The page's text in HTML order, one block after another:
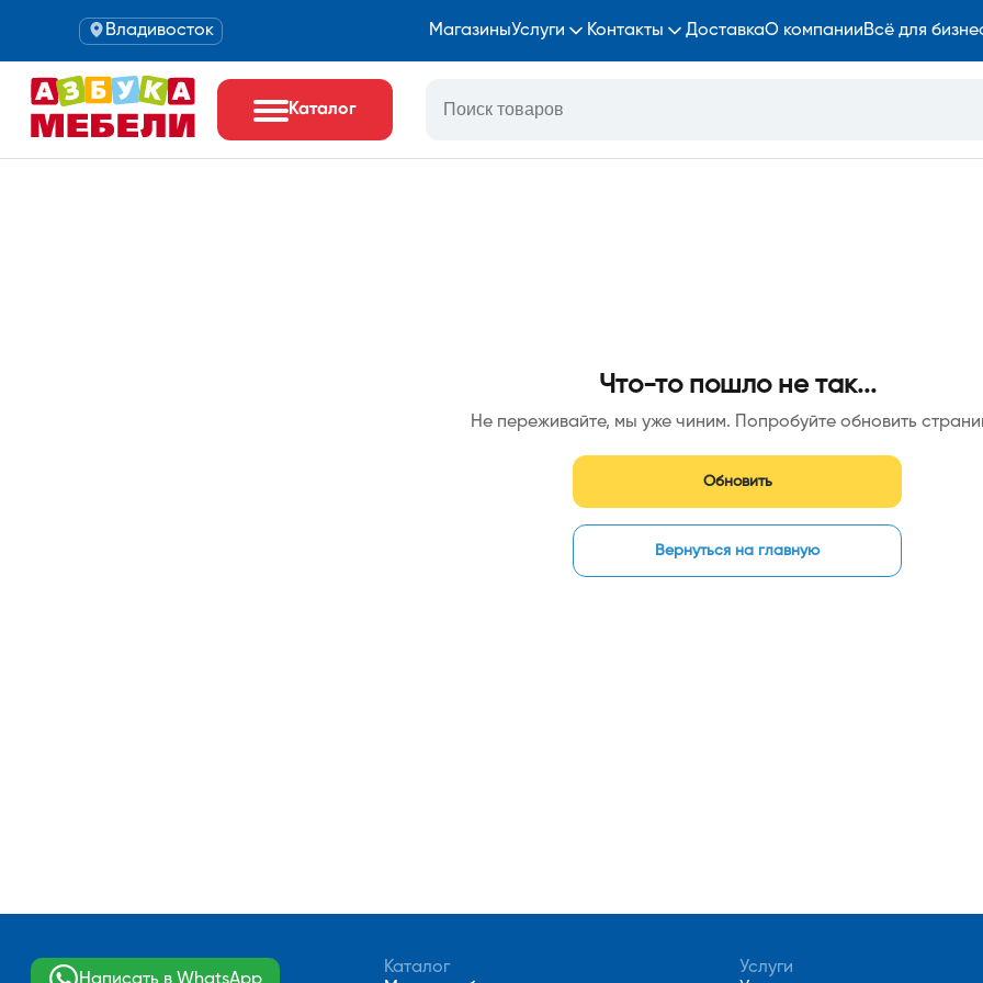
Владивосток МагазиныУслуги Контакты ДоставкаО компанииВсё для
Каталог
Что-то пошло не так...
Не переживайте, мы уже чиним. Попробуйте обновить
Обновить
Вернуться на главную
Написать в WhatsApp
Каталог
Услуги